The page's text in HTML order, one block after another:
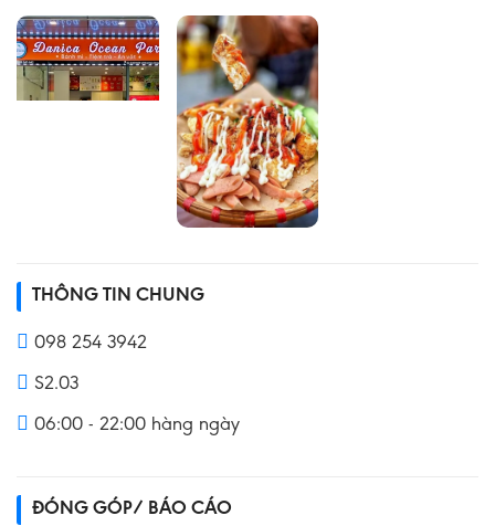
THÔNG TIN CHUNG
098 254 3942
S2.03
06:00 - 22:00 hàng ngày
ĐÓNG GÓP/ BÁO CÁO